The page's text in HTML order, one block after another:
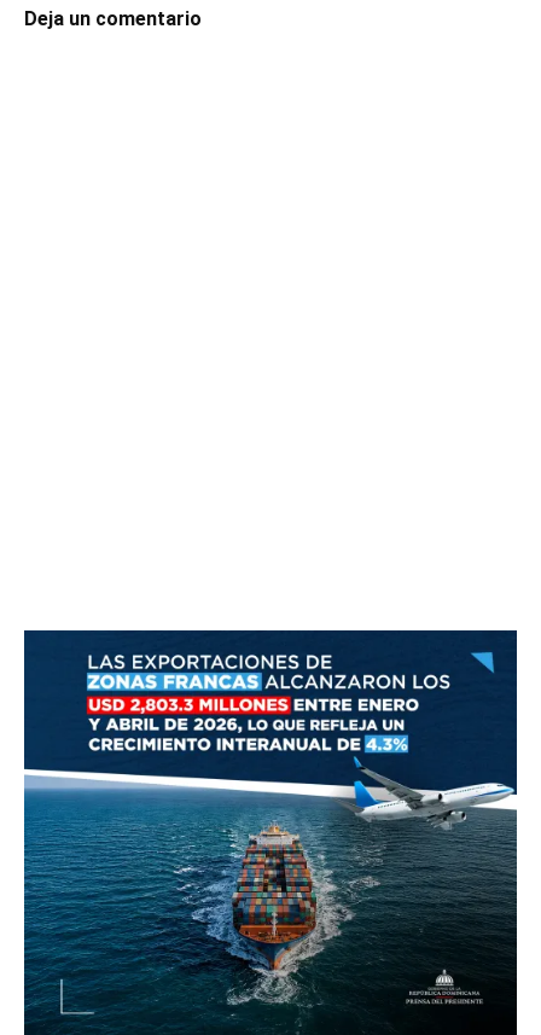
Deja un comentario